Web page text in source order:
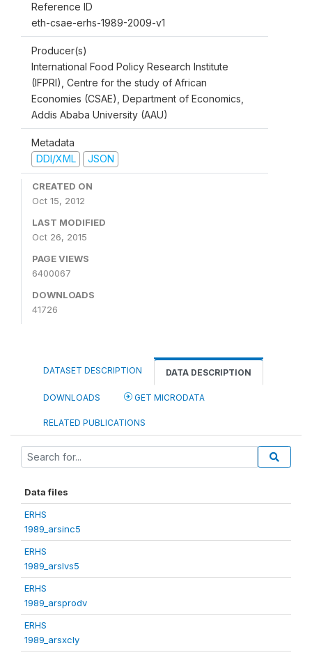
Reference ID
eth-csae-erhs-1989-2009-v1
Producer(s)
International Food Policy Research Institute
(IFPRI), Centre for the study of African
Economies (CSAE), Department of Economics,
Addis Ababa University (AAU)
Metadata
DDI/XML
JSON
CREATED ON
Oct 15, 2012
LAST MODIFIED
Oct 26, 2015
PAGE VIEWS
6400067
DOWNLOADS
41726
DATASET DESCRIPTION DATA DESCRIPTION
DOWNLOADS GET MICRODATA
RELATED PUBLICATIONS
Data files
ERHS
1989_arsinc5
ERHS
1989_arslvs5
ERHS
1989_arsprodv
ERHS
1989_arsxcly